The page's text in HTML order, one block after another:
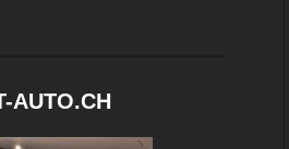
AUTO.CH